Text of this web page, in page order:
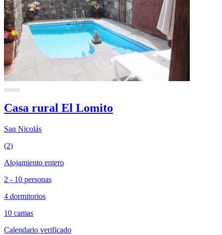
Casa rural El Lomito
San Nicolás
(2)
Alojamiento entero
2 - 10 personas
4 dormitorios
10 camas
Calendario verificado